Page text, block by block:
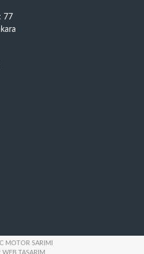
77
MOTOR SARIMI
WEB TASARIM